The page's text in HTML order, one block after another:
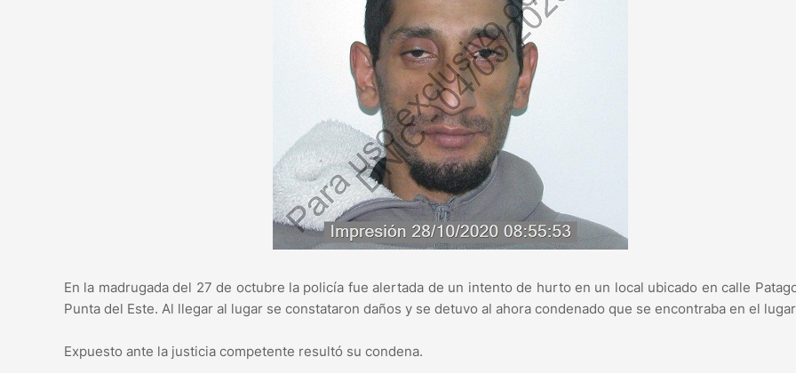
En la madrugada del 27 de octubre la policía fue alertada de un intento de hurto en un local ubicado en calle
Punta del Este. Al llegar al lugar se constataron daños y se detuvo al ahora condenado que se encontraba en el
Expuesto ante la justicia competente resultó su condena.